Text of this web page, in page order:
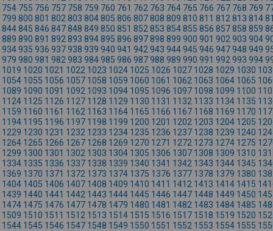
754 755 756 757 758 759 760 761 762 763 764 765 766 767 768 769
799 800 801 802 803 804805 806 807808 809 810 811 812 813 814
844845 846 847848 849 850 851 852 853 854855 856 857858 859
889 890 891 892 893 894895 896 897898 899 900 901 902 903 904
934935 936 937938 939 940 941 942 943 944945 946 947948 949
979 980 981 982 983 984985 986 987988 989 990 991 992 993 994
1019 1020 1021 1022 1023 1024 1025 1026 1027 1028 1029 1030
1054 1055 1056 1057 1058 1059 1060 1061 1062 1063 1064 1065
1089 1090 1091 1092 1093 1094 1095 1096 1097 1098 1099 1100
1124 1125 1126 1127 1128 1129 1130 1131 1132 1133 1134 1135
1159 1160 1161 1162 1163 1164 1165 1166 1167 1168 1169 1170
1194 1195 1196 1197 1198 1199 1200 1201 1202 1203 1204 1205
1229 1230 1231 1232 1233 1234 1235 1236 1237 1238 1239 1240
1264 1265 1266 1267 1268 1269 1270 1271 1272 1273 1274 1275
1299 1300 1301 1302 1303 1304 1305 1306 1307 1308 1309 1310
1334 1335 1336 1337 1338 1339 1340 1341 1342 1343 1344 1345
1369 1370 1371 1372 1373 1374 1375 1376 1377 1378 1379 1380
1404 1405 1406 1407 1408 1409 1410 1411 1412 1413 1414 1415
1439 1440 1441 1442 1443 1444 1445 1446 1447 1448 1449 1450
1474 1475 1476 1477 1478 1479 1480 1481 1482 1483 1484 1485
1509 1510 1511 1512 1513 1514 1515 1516 1517 1518 1519 1520
1544 1545 1546 1547 1548 1549 1550 1551 1552 1553 1554 1555